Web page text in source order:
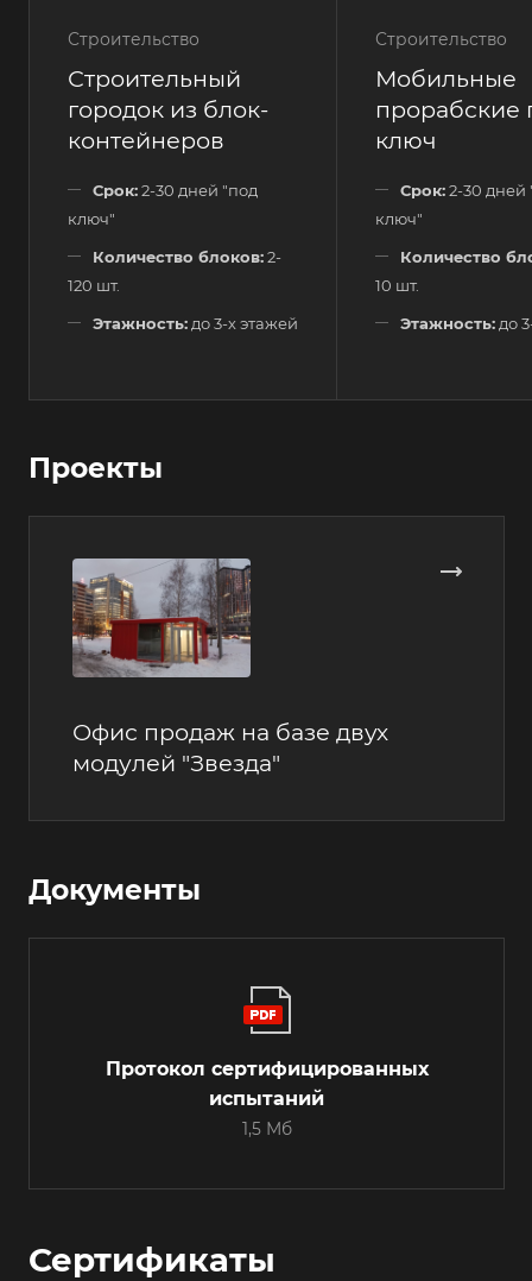
Строительство
Строительный
городок из блок-
контейнеров
Срок:2-30 дней "под
ключ"
Количество блоков:2-
120 шт.
Этажность: до 3-х этажей
Строительство
Мобильные
прорабские
ключ
Срок:2-30 дней
ключ"
Количество
10 шт.
Этажность: до
Проекты
Офис продаж на базе двух
модулей "Звезда"
Документы
Протокол сертифицированных
испытаний
1,5 Мб
Сертификаты